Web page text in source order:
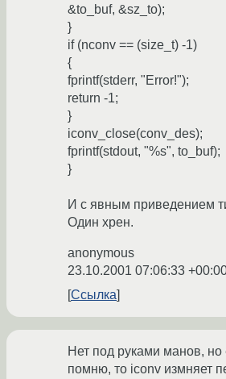
&to_buf, &sz_to);
}
if (nconv == (size_t) -1)
{
fprintf(stderr, "Error!");
return -1;
}
iconv_close(conv_des);
fprintf(stdout, "%s", to_buf);
}
И с явным приведением
Один хрен.
anonymous
23.10.2001 07:06:33
Ссылка
Нет под руками манов,
помню, то iconv измняет